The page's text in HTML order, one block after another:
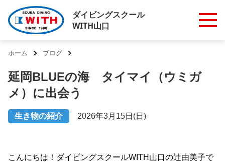
ダイビングスクール
WITH山口
ホーム ブログ
延岡BLUEの海 タイマイ（ウミガ
メ）に出会う
生き物の紹介 2026年3月15日(日)
こんにちは！ダイビングスクールWITH山口の辻由美子で